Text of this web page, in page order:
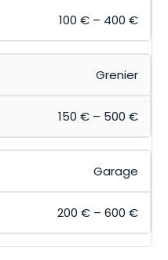
100 € – 400 €
Grenier
150 € – 500 €
Garage
200 € – 600 €